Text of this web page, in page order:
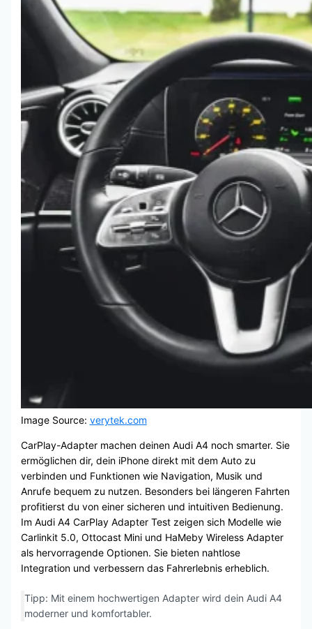
Image Source: verytek.com
CarPlay-Adapter machen deinen Audi A4 noch smarter. Sie
ermöglichen dir, dein iPhone direkt mit dem Auto zu
verbinden und Funktionen wie Navigation, Musik und
Anrufe bequem zu nutzen. Besonders bei längeren Fahrten
profitierst du von einer sicheren und intuitiven Bedienung.
Im Audi A4 CarPlay Adapter Test zeigen sich Modelle wie
Carlinkit 5.0, Ottocast Mini und HaMeby Wireless Adapter
als hervorragende Optionen. Sie bieten nahtlose
Integration und verbessern das Fahrerlebnis erheblich.
Tipp: Mit einem hochwertigen Adapter wird dein Audi A4
moderner und komfortabler.